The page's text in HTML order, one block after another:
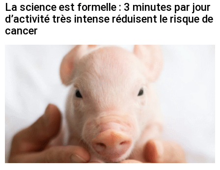
La science est formelle : 3 minutes par jour
d’activité très intense réduisent le risque de
cancer